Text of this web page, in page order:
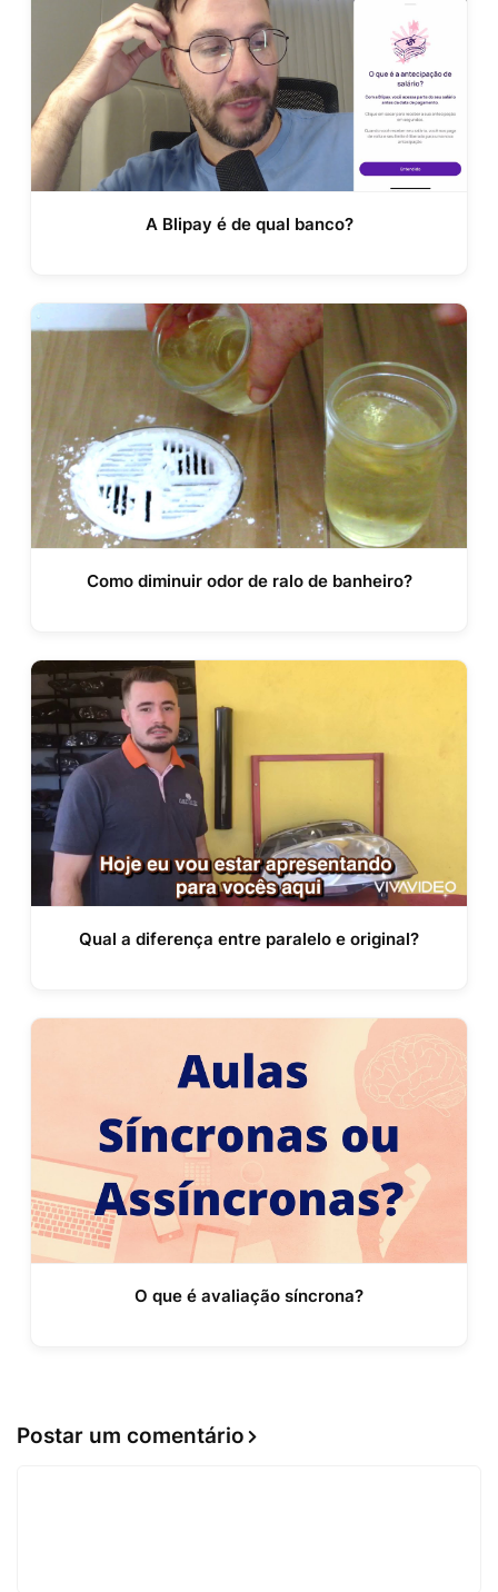
A Blipay é de qual banco?
Como diminuir odor de ralo de banheiro?
Qual a diferença entre paralelo e original?
O que é avaliação síncrona?
Postar um comentário